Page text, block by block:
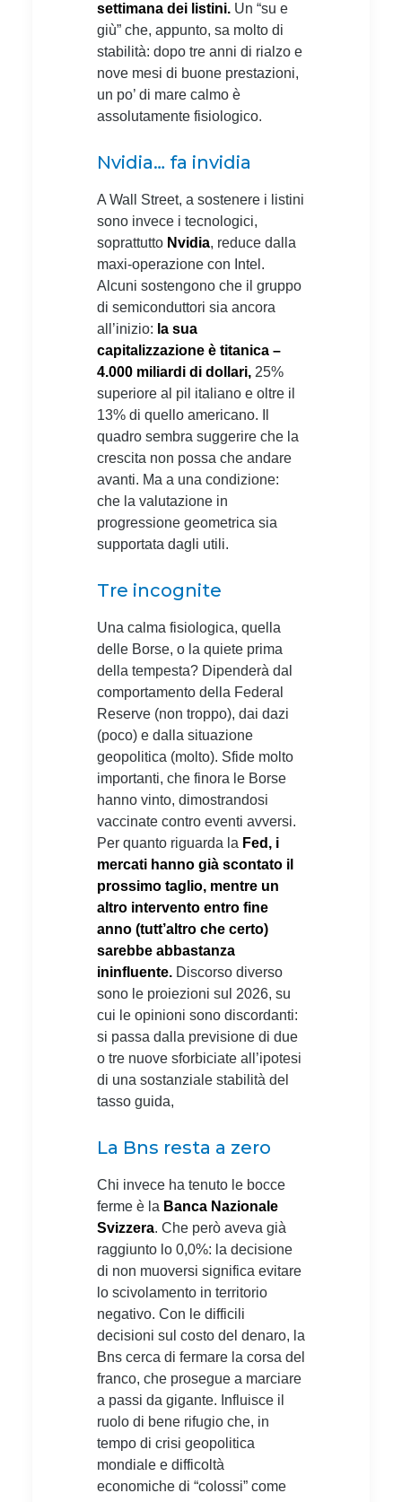
settimana dei listini. Un “su e
giù” che, appunto, sa molto di
stabilità: dopo tre anni di rialzo e
nove mesi di buone prestazioni,
un po’ di mare calmo è
assolutamente fisiologico.
Nvidia… fa invidia
A Wall Street, a sostenere i listini
sono invece i tecnologici,
soprattutto Nvidia, reduce dalla
maxi-operazione con Intel.
Alcuni sostengono che il gruppo
di semiconduttori sia ancora
all’inizio: la sua
capitalizzazione è titanica –
4.000 miliardi di dollari, 25%
superiore al pil italiano e oltre il
13% di quello americano. Il
quadro sembra suggerire che la
crescita non possa che andare
avanti. Ma a una condizione:
che la valutazione in
progressione geometrica sia
supportata dagli utili.
Tre incognite
Una calma fisiologica, quella
delle Borse, o la quiete prima
della tempesta? Dipenderà dal
comportamento della Federal
Reserve (non troppo), dai dazi
(poco) e dalla situazione
geopolitica (molto). Sfide molto
importanti, che finora le Borse
hanno vinto, dimostrandosi
vaccinate contro eventi avversi.
Per quanto riguarda la Fed, i
mercati hanno già scontato il
prossimo taglio, mentre un
altro intervento entro fine
anno (tutt’altro che certo)
sarebbe abbastanza
ininfluente. Discorso diverso
sono le proiezioni sul 2026, su
cui le opinioni sono discordanti:
si passa dalla previsione di due
o tre nuove sforbiciate all’ipotesi
di una sostanziale stabilità del
tasso guida,
La Bns resta a zero
Chi invece ha tenuto le bocce
ferme è la Banca Nazionale
Svizzera. Che però aveva già
raggiunto lo 0,0%: la decisione
di non muoversi significa evitare
lo scivolamento in territorio
negativo. Con le difficili
decisioni sul costo del denaro, la
Bns cerca di fermare la corsa del
franco, che prosegue a marciare
a passi da gigante. Influisce il
ruolo di bene rifugio che, in
tempo di crisi geopolitica
mondiale e difficoltà
economiche di “colossi” come